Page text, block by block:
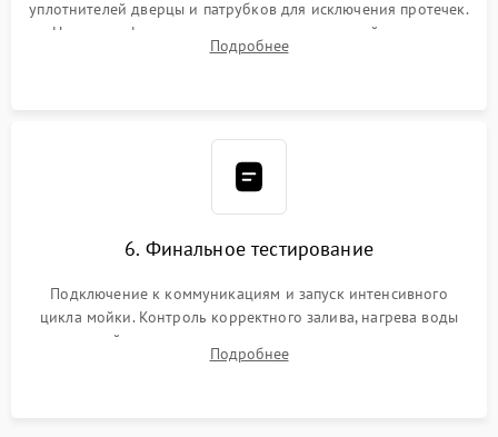
уплотнителей дверцы и патрубков для исключения протечек.
Надежная фиксация хомутов гидравлической системы,
сборка корпуса и установка датчика поплавка.
Подробнее
6. Финальное тестирование
Подключение к коммуникациям и запуск интенсивного
цикла мойки. Контроль корректного залива, нагрева воды
до нужной температуры, отсутствия посторонних шумов,
штатного слива и абсолютной сухости в поддоне.
Подробнее